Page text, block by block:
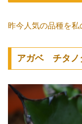
昨今人気の品種を私
アガベ チタ